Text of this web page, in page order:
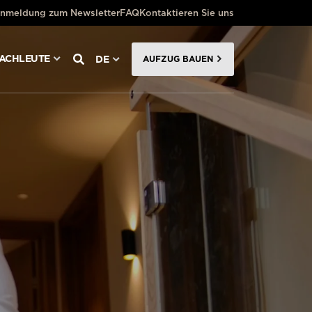
zum NewsletterFAQKontaktieren Sie uns
DE AUFZUG BAUEN